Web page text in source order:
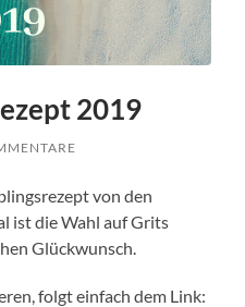
2019
von den
ist die Wahl auf Grits
Glückwunsch.
folgt einfach dem Link: